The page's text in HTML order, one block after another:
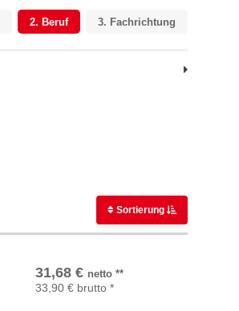
2. Beruf 3. Fachrichtung
Sortierung
31,68 € netto**
33,90 € brutto *
In den Warenkorb